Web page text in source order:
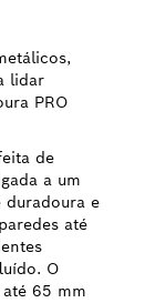
lidar
PRO
de
a um
e
até
O
65 mm